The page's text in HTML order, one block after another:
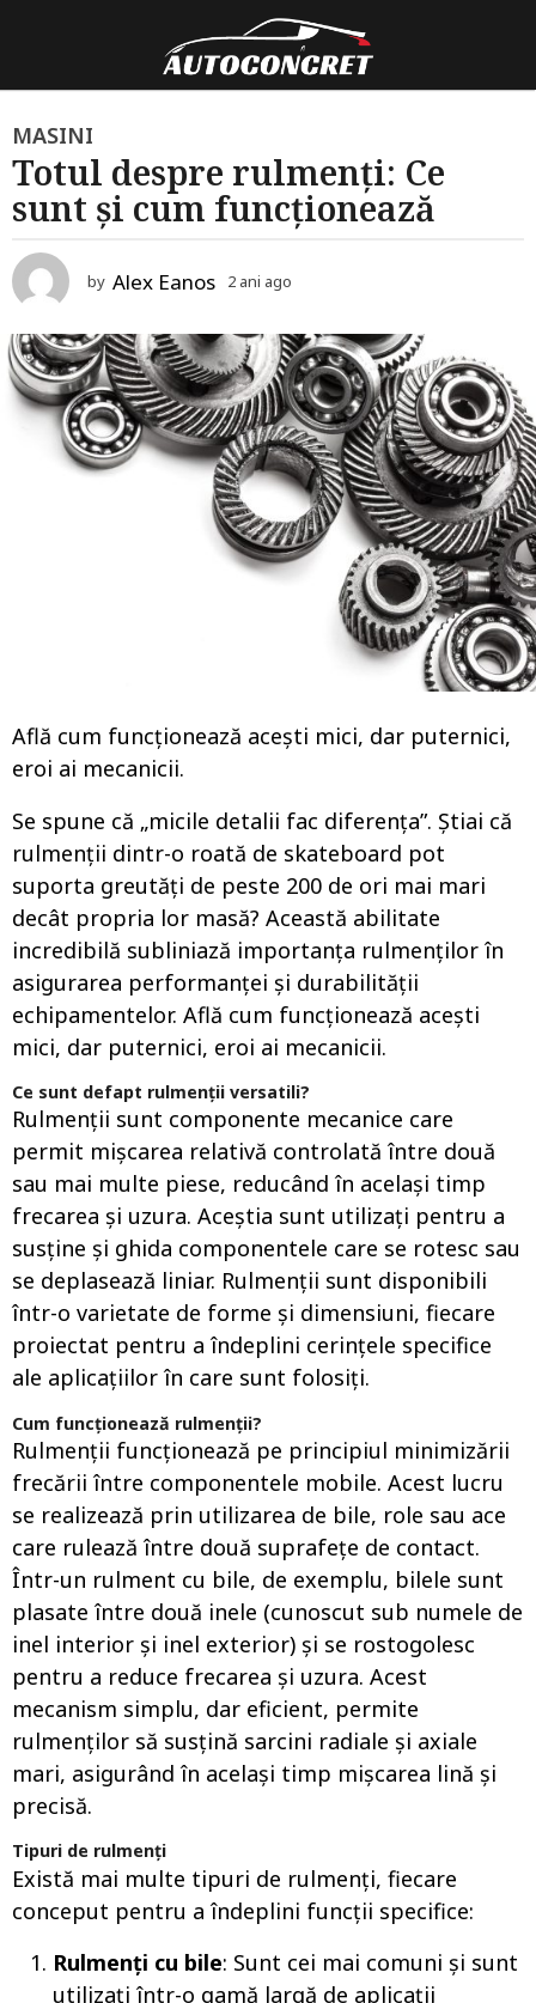
2
a
n
a
g
o
2
a
MASINI
Totul despre rulmenți: Ce
sunt și cum funcționează
by Alex Eanos 2 ani ago
i
a
g
o
Află cum funcționează acești mici, dar puternici,
eroi ai mecanicii.
Se spune că „micile detalii fac diferența”. Știai că
rulmenții dintr-o roată de skateboard pot
suporta greutăți de peste 200 de ori mai mari
decât propria lor masă? Această abilitate
incredibilă subliniază importanța rulmenților în
asigurarea performanței și durabilității
echipamentelor. Află cum funcționează acești
mici, dar puternici, eroi ai mecanicii.
Ce sunt defapt rulmenții versatili?
Rulmenții sunt componente mecanice care
permit mișcarea relativă controlată între două
sau mai multe piese, reducând în același timp
frecarea și uzura. Aceștia sunt utilizați pentru a
susține și ghida componentele care se rotesc sau
se deplasează liniar. Rulmenții sunt disponibili
într-o varietate de forme și dimensiuni, fiecare
proiectat pentru a îndeplini cerințele specifice
ale aplicațiilor în care sunt folosiți.
Cum funcționează rulmenții?
Rulmenții funcționează pe principiul minimizării
frecării între componentele mobile. Acest lucru
se realizează prin utilizarea de bile, role sau ace
care rulează între două suprafețe de contact.
Într-un rulment cu bile, de exemplu, bilele sunt
plasate între două inele (cunoscut sub numele de
inel interior și inel exterior) și se rostogolesc
pentru a reduce frecarea și uzura. Acest
mecanism simplu, dar eficient, permite
rulmenților să susțină sarcini radiale și axiale
mari, asigurând în același timp mișcarea lină și
precisă.
Tipuri de rulmenți
Există mai multe tipuri de rulmenți, fiecare
conceput pentru a îndeplini funcții specifice:
Rulmenți cu bile: Sunt cei mai comuni și sunt
utilizați într-o gamă largă de aplicații